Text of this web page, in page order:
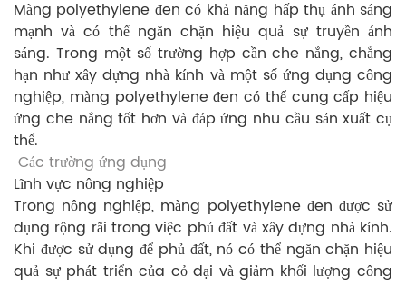
Màng polyethylene đen có khả năng hấp thụ ánh sáng
mạnh và có thể ngăn chặn hiệu quả sự truyền ánh
sáng. Trong một số trường hợp cần che nắng, chẳng
hạn như xây dựng nhà kính và một số ứng dụng công
nghiệp, màng polyethylene đen có thể cung cấp hiệu
ứng che nắng tốt hơn và đáp ứng nhu cầu sản xuất cụ
thể.
Các trường ứng dụng
Lĩnh vực nông nghiệp
Trong nông nghiệp, màng polyethylene đen được sử
dụng rộng rãi trong việc phủ đất và xây dựng nhà kính.
Khi được sử dụng để phủ đất, nó có thể ngăn chặn hiệu
quả sự phát triển của cỏ dại và giảm khối lượng công